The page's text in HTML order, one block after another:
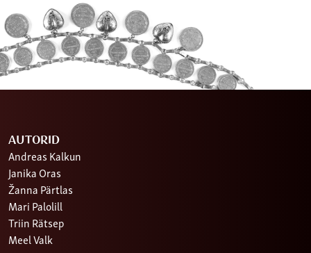
AUTORID
Andreas Kalkun
Janika Oras
Žanna Pärtlas
Mari Palolill
Triin Rätsep
Meel Valk